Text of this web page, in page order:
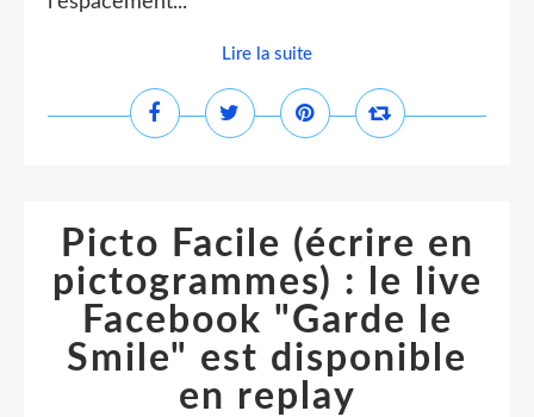
Lire la suite
Picto Facile (écrire en
pictogrammes) : le live
Facebook "Garde le
Smile" est disponible
en replay